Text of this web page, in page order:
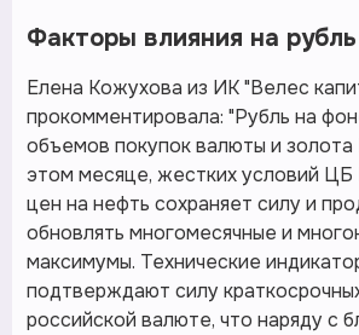
Факторы влияния на рубль
Елена Кожухова из ИК "Велес
прокомментировала: "Рубль на
объемов покупок валюты и
этом месяце, жестких условий
цен на нефть сохраняет силу и
обновлять многомесячные и
максимумы. Технические
подтверждают силу
российской валюте, что наряду с